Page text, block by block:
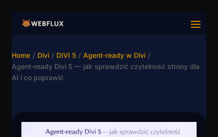
Home / Divi / DIVI 5 / Agent-ready w Divi /
Agent-ready Divi 5 — jak sprawdzić czytelność strony dla
AI i co poprawić